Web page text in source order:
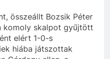
összeállt Bozsik Péter
komoly skalpot gyűjtött
elért 1-0-s
hiába játszottak